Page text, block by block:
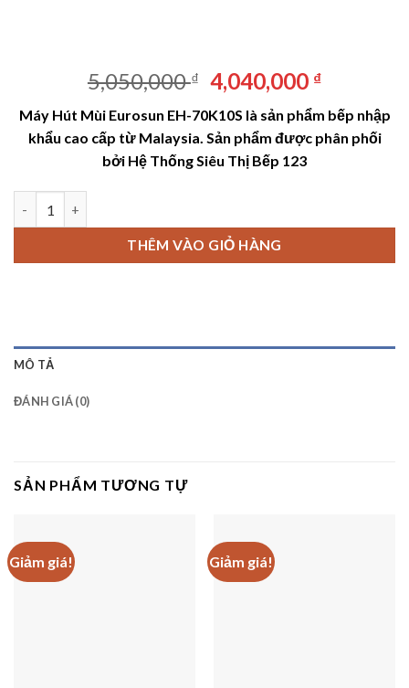
5,050,000₫ Giá
gốc
là:
5,050,000 ₫.
4,040,000 ₫Giá
hiện
tại
là:
Máy Hút Mùi Eurosun EH-70K10S là sản phẩm bếp nhập
khẩu cao cấp từ Malaysia. Sản phẩm được phân phối
bởi Hệ Thống Siêu Thị Bếp 123
THÊM VÀO GIỎ HÀNG
MÔ TẢ
ĐÁNH GIÁ (0)
SẢN PHẨM TƯƠNG TỰ
Giảm giá! Giảm giá!